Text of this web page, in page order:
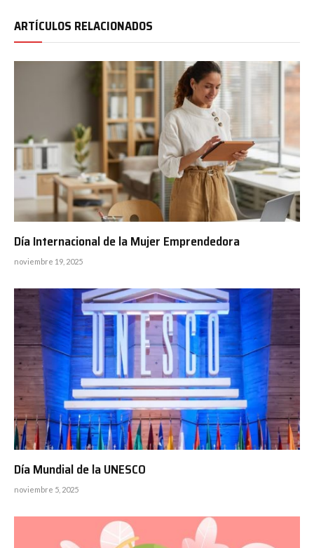
ARTÍCULOS RELACIONADOS
Día Internacional de la Mujer Emprendedora
noviembre 19, 2025
Día Mundial de la UNESCO
noviembre 5, 2025